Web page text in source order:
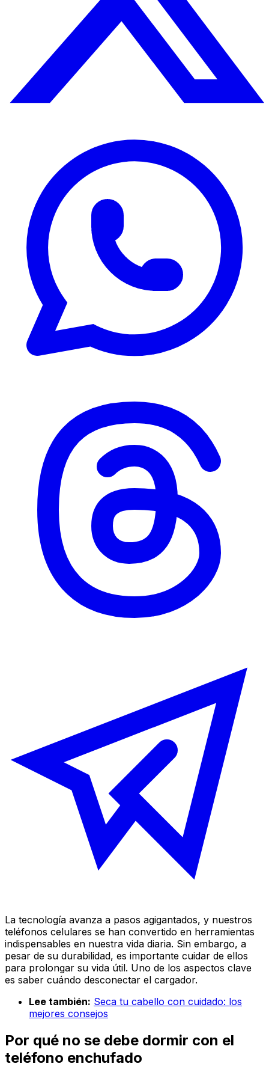
La tecnología avanza a pasos agigantados, y nuestros
teléfonos celulares se han convertido en herramientas
indispensables en nuestra vida diaria. Sin embargo, a
pesar de su durabilidad, es importante cuidar de ellos
para prolongar su vida útil. Uno de los aspectos clave
es saber cuándo desconectar el cargador.
Lee también: Seca tu cabello con cuidado: los
mejores consejos
Por qué no se debe dormir con el
teléfono enchufado